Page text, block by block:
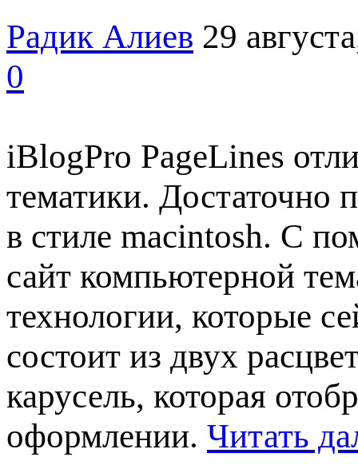
Радик Алиев 29
0
iBlogPro PageLines
тематики. Достаточно
в стиле macintosh. С
сайт компьютерной
технологии, которые
состоит из двух
карусель, которая
оформлении. Читать